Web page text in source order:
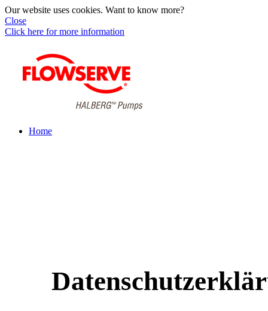
Our website uses cookies. Want to know more?
Close
Click here for more information
Home